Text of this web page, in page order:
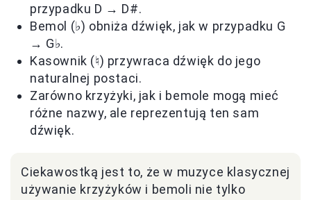
przypadku D → D#.
Bemol (♭) obniża dźwięk, jak w przypadku G
→ G♭.
Kasownik (♮) przywraca dźwięk do jego
naturalnej postaci.
Zarówno krzyżyki, jak i bemole mogą mieć
różne nazwy, ale reprezentują ten sam
dźwięk.
Ciekawostką jest to, że w muzyce klasycznej
używanie krzyżyków i bemoli nie tylko